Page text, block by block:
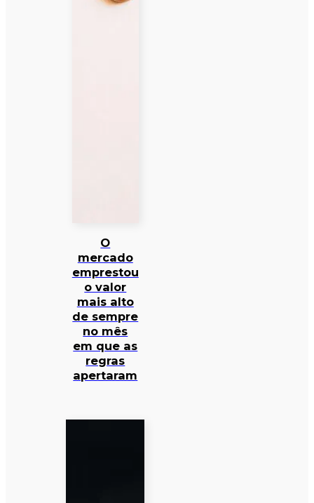
O
mercado
emprestou
o valor
mais alto
de sempre
no mês
em que as
regras
apertaram